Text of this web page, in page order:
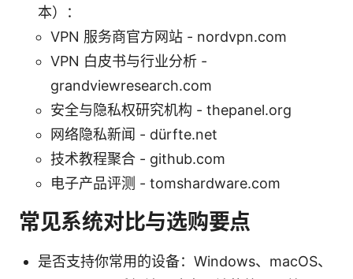
本）：
VPN 服务商官方网站 - nordvpn.com
VPN 白皮书与行业分析 -
grandviewresearch.com
安全与隐私权研究机构 - thepanel.org
网络隐私新闻 - dürfte.net
技术教程聚合 - github.com
电子产品评测 - tomshardware.com
常见系统对比与选购要点
是否支持你常用的设备：Windows、macOS、